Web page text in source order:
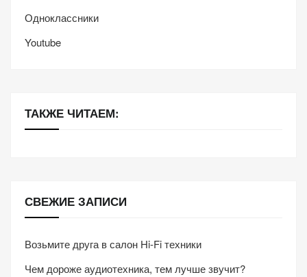
Одноклассники
Youtube
ТАКЖЕ ЧИТАЕМ:
СВЕЖИЕ ЗАПИСИ
Возьмите друга в салон Hi-Fi техники
Чем дороже аудиотехника, тем лучше звучит?